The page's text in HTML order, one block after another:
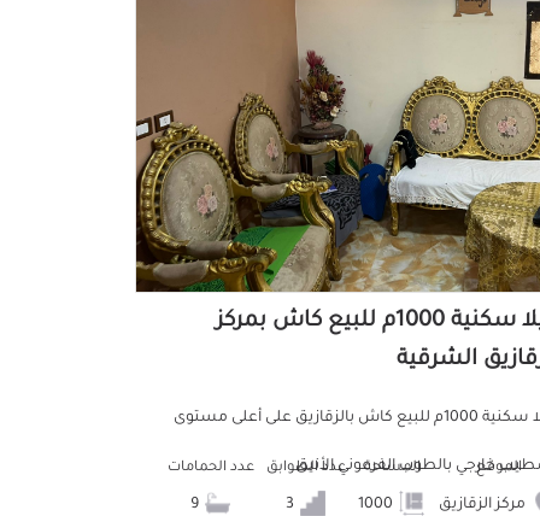
فيلا سكنية 1000م للبيع كاش بمركز
الشرقية
فيلا سكنية 1000م للبيع كاش بالزقازيق على أعلى مستوى
خارجي بالطوب الفرعوني الأنيق
الموقع
مركز الزقازيق
المساحة عدد الطوابق عدد الحمامات
9